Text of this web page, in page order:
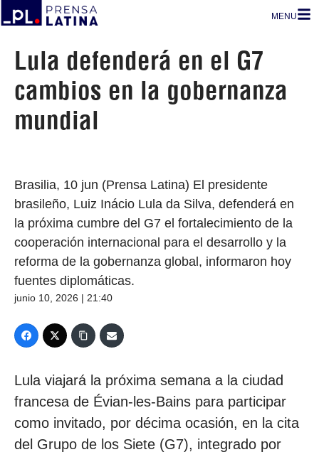
MENU
Lula defenderá en el G7
cambios en la gobernanza
mundial
Brasilia, 10 jun (Prensa Latina) El presidente
brasileño, Luiz Inácio Lula da Silva, defenderá en
la próxima cumbre del G7 el fortalecimiento de la
cooperación internacional para el desarrollo y la
reforma de la gobernanza global, informaron hoy
fuentes diplomáticas.
junio 10, 2026 | 21:40
Lula viajará la próxima semana a la ciudad
francesa de Évian-les-Bains para participar
como invitado, por décima ocasión, en la cita
del Grupo de los Siete (G7), integrado por